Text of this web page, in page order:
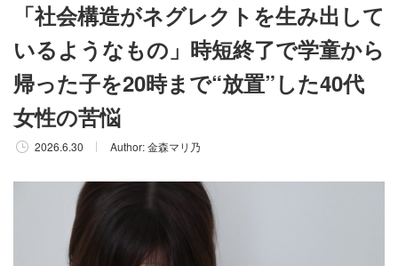
「社会構造がネグレクトを生み出して
いるようなもの」時短終了で学童から
帰った子を20時まで“放置”した40代
女性の苦悩
2026.6.30 Author:金森マリ乃